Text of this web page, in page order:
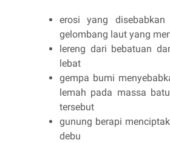
erosi yang
gelombang laut yang
lereng dari bebatuan
lebat
gempa bumi
lemah pada massa
tersebut
gunung berapi
debu